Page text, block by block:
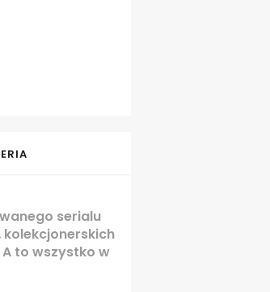
serialu
to wszystko w